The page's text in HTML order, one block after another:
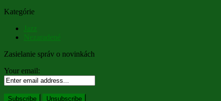
Kategórie
Jazz
Nezaradené
Zasielanie správ o novinkách
Your email: